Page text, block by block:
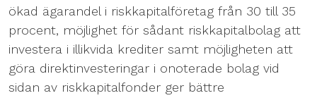
ökad ägarandel i riskkapitalföretag från 30 till 35
procent, möjlighet för sådant riskkapitalbolag att
investera i illikvida krediter samt möjligheten att
göra direktinvesteringar i onoterade bolag vid
sidan av riskkapitalfonder ger bättre